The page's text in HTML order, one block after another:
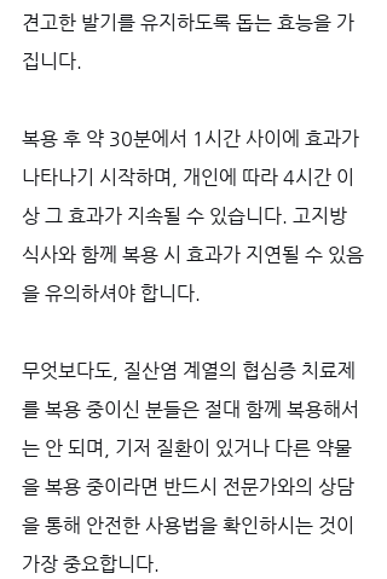
견고한 발기를 유지하도록 돕는 효능을 가
집니다.
복용 후 약 30분에서 1시간 사이에 효과가
나타나기 시작하며, 개인에 따라 4시간 이
상 그 효과가 지속될 수 있습니다. 고지방
식사와 함께 복용 시 효과가 지연될 수 있음
을 유의하셔야 합니다.
무엇보다도, 질산염 계열의 협심증 치료제
를 복용 중이신 분들은 절대 함께 복용해서
는 안 되며, 기저 질환이 있거나 다른 약물
을 복용 중이라면 반드시 전문가와의 상담
을 통해 안전한 사용법을 확인하시는 것이
가장 중요합니다.